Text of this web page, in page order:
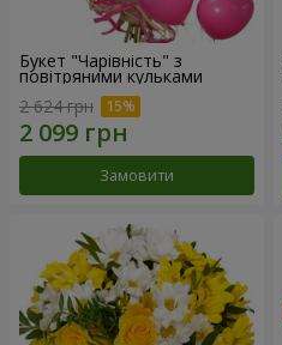
Букет "Чарівність" з
повітряними кульками
2 624 грн
Замовити